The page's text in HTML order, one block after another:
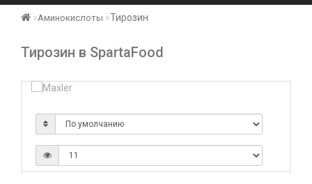
Аминокислоты Тирозин
Тирозин в SpartaFood